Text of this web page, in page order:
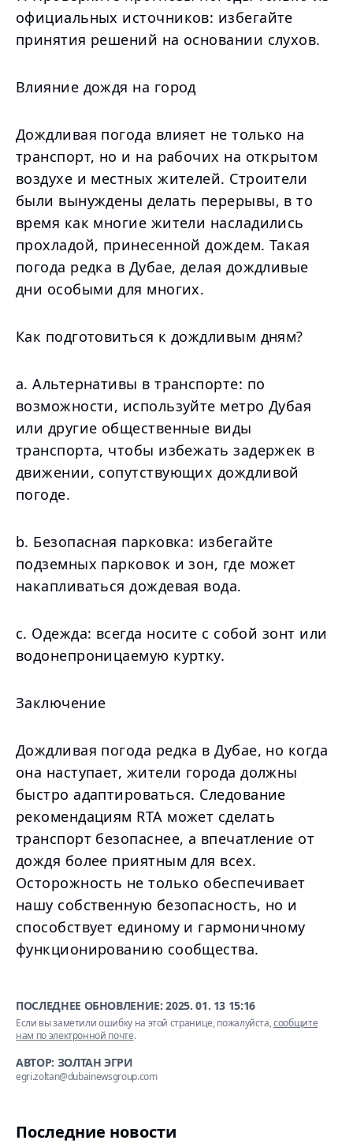
официальных источников: избегайте
принятия решений на основании слухов.
Влияние дождя на город
Дождливая погода влияет не только на
транспорт, но и на рабочих на открытом
воздухе и местных жителей. Строители
были вынуждены делать перерывы, в то
время как многие жители насладились
прохладой, принесенной дождем. Такая
погода редка в Дубае, делая дождливые
дни особыми для многих.
Как подготовиться к дождливым дням?
a. Альтернативы в транспорте: по
возможности, используйте метро Дубая
или другие общественные виды
транспорта, чтобы избежать задержек в
движении, сопутствующих дождливой
погоде.
b. Безопасная парковка: избегайте
подземных парковок и зон, где может
накапливаться дождевая вода.
c. Одежда: всегда носите с собой зонт или
водонепроницаемую куртку.
Заключение
Дождливая погода редка в Дубае, но когда
она наступает, жители города должны
быстро адаптироваться. Следование
рекомендациям RTA может сделать
транспорт безопаснее, а впечатление от
дождя более приятным для всех.
Осторожность не только обеспечивает
нашу собственную безопасность, но и
способствует единому и гармоничному
функционированию сообщества.
ПОСЛЕДНЕЕ ОБНОВЛЕНИЕ:2025. 01. 13 15:16
Если вы заметили ошибку на этой странице, пожалуйста,сообщите
нам по электронной почте.
АВТОР: ЗОЛТАН ЭГРИ
egri.zoltan@dubainewsgroup.com
Последние новости